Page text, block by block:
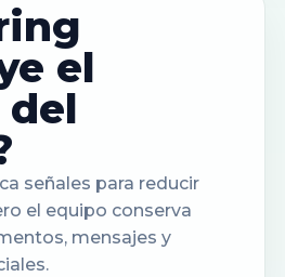
el
señales para reducir
el equipo conserva
mensajes y